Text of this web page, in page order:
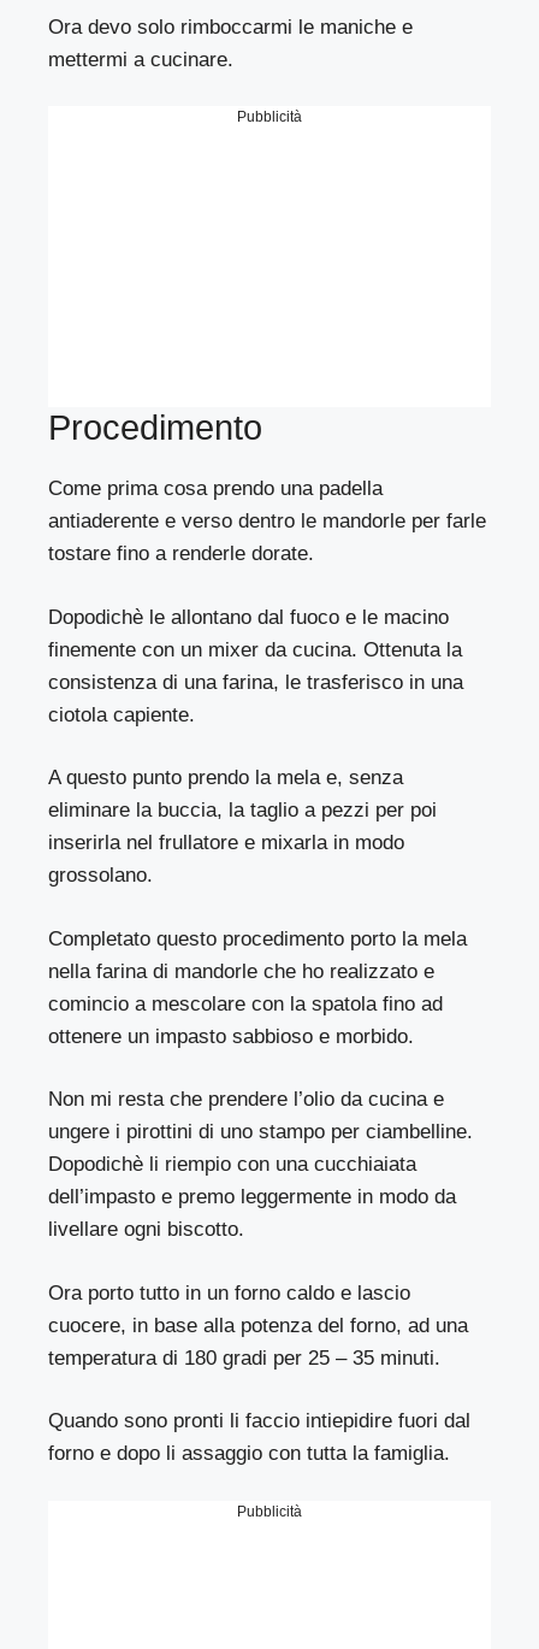
Ora devo solo rimboccarmi le maniche e
mettermi a cucinare.
Pubblicità
Procedimento
Come prima cosa prendo una padella
antiaderente e verso dentro le mandorle per farle
tostare fino a renderle dorate.
Dopodichè le allontano dal fuoco e le macino
finemente con un mixer da cucina. Ottenuta la
consistenza di una farina, le trasferisco in una
ciotola capiente.
A questo punto prendo la mela e, senza
eliminare la buccia, la taglio a pezzi per poi
inserirla nel frullatore e mixarla in modo
grossolano.
Completato questo procedimento porto la mela
nella farina di mandorle che ho realizzato e
comincio a mescolare con la spatola fino ad
ottenere un impasto sabbioso e morbido.
Non mi resta che prendere l’olio da cucina e
ungere i pirottini di uno stampo per ciambelline.
Dopodichè li riempio con una cucchiaiata
dell’impasto e premo leggermente in modo da
livellare ogni biscotto.
Ora porto tutto in un forno caldo e lascio
cuocere, in base alla potenza del forno, ad una
temperatura di 180 gradi per 25 – 35 minuti.
Quando sono pronti li faccio intiepidire fuori dal
forno e dopo li assaggio con tutta la famiglia.
Pubblicità